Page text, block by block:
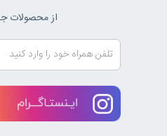
از محصولات